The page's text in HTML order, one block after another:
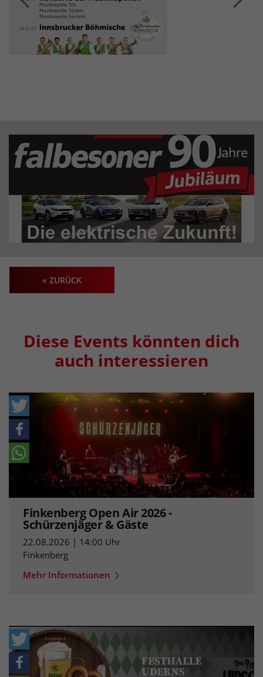
« ZURÜCK
Diese Events könnten dich
auch interessieren
Finkenberg Open Air 2026 -
Schürzenjäger & Gäste
22.08.2026 | 14:00 Uhr
Finkenberg
Mehr Informationen